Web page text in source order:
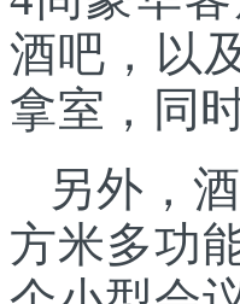
酒吧，以
拿室，同
另外，
方米多功